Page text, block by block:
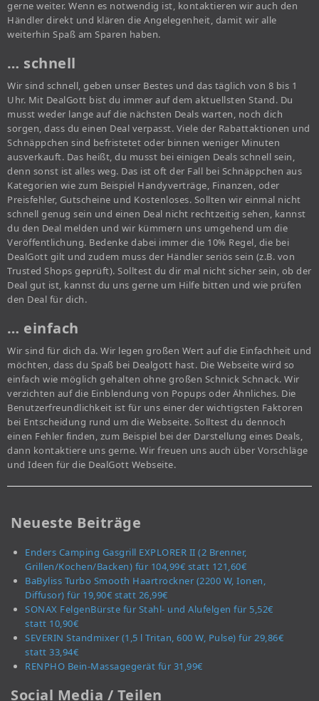
gerne weiter. Wenn es notwendig ist, kontaktieren wir auch den
Händler direkt und klären die Angelegenheit, damit wir alle
weiterhin Spaß am Sparen haben.
… schnell
Wir sind schnell, geben unser Bestes und das täglich von 8 bis 1
Uhr. Mit DealGott bist du immer auf dem aktuellsten Stand. Du
musst weder lange auf die nächsten Deals warten, noch dich
sorgen, dass du einen Deal verpasst. Viele der Rabattaktionen und
Schnäppchen sind befristetet oder binnen weniger Minuten
ausverkauft. Das heißt, du musst bei einigen Deals schnell sein,
denn sonst ist alles weg. Das ist oft der Fall bei Schnäppchen aus
Kategorien wie zum Beispiel Handyverträge, Finanzen, oder
Preisfehler, Gutscheine und Kostenloses. Sollten wir einmal nicht
schnell genug sein und einen Deal nicht rechtzeitig sehen, kannst
du den Deal melden und wir kümmern uns umgehend um die
Veröffentlichung. Bedenke dabei immer die 10% Regel, die bei
DealGott gilt und zudem muss der Händler seriös sein (z.B. von
Trusted Shops geprüft). Solltest du dir mal nicht sicher sein, ob der
Deal gut ist, kannst du uns gerne um Hilfe bitten und wie prüfen
den Deal für dich.
… einfach
Wir sind für dich da. Wir legen großen Wert auf die Einfachheit und
möchten, dass du Spaß bei Dealgott hast. Die Webseite wird so
einfach wie möglich gehalten ohne großen Schnick Schnack. Wir
verzichten auf die Einblendung von Popups oder Ähnliches. Die
Benutzerfreundlichkeit ist für uns einer der wichtigsten Faktoren
bei Entscheidung rund um die Webseite. Solltest du dennoch
einen Fehler finden, zum Beispiel bei der Darstellung eines Deals,
dann kontaktiere uns gerne. Wir freuen uns auch über Vorschläge
und Ideen für die DealGott Webseite.
Neueste Beiträge
Enders Camping Gasgrill EXPLORER II (2 Brenner,
Grillen/Kochen/Backen) für 104,99€ statt 121,60€
BaByliss Turbo Smooth Haartrockner (2200 W, Ionen,
Diffusor) für 19,90€ statt 26,99€
SONAX FelgenBürste für Stahl- und Alufelgen für 5,52€
statt 10,90€
SEVERIN Standmixer (1,5 l Tritan, 600 W, Pulse) für 29,86€
statt 33,94€
RENPHO Bein-Massagegerät für 31,99€
Social Media / Teilen